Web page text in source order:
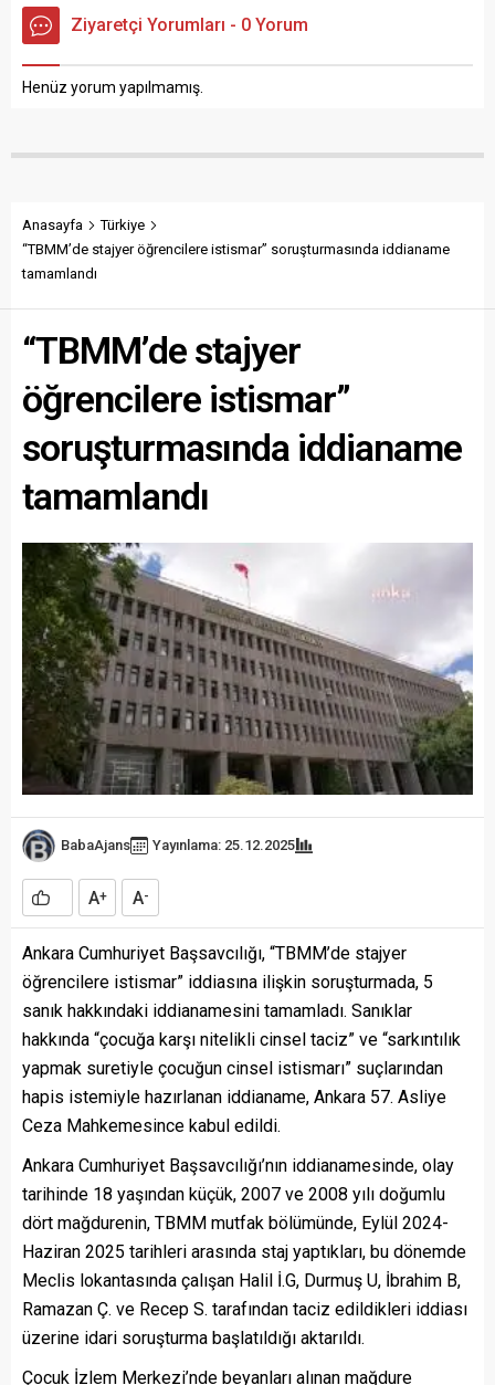
Ziyaretçi Yorumları - 0 Yorum
Henüz yorum yapılmamış.
Anasayfa
Türkiye
“TBMM’de stajyer öğrencilere istismar” soruşturmasında iddianame
tamamlandı
“TBMM’de stajyer
öğrencilere istismar”
soruşturmasında iddianame
tamamlandı
BabaAjans Yayınlama: 25.12.2025
A+ A-
Ankara Cumhuriyet Başsavcılığı, “TBMM’de stajyer
öğrencilere istismar” iddiasına ilişkin soruşturmada, 5
sanık hakkındaki iddianamesini tamamladı. Sanıklar
hakkında “çocuğa karşı nitelikli cinsel taciz” ve “sarkıntılık
yapmak suretiyle çocuğun cinsel istismarı” suçlarından
hapis istemiyle hazırlanan iddianame, Ankara 57. Asliye
Ceza Mahkemesince kabul edildi.
Ankara Cumhuriyet Başsavcılığı’nın iddianamesinde, olay
tarihinde 18 yaşından küçük, 2007 ve 2008 yılı doğumlu
dört mağdurenin, TBMM mutfak bölümünde, Eylül 2024-
Haziran 2025 tarihleri arasında staj yaptıkları, bu dönemde
Meclis lokantasında çalışan Halil İ.G, Durmuş U, İbrahim B,
Ramazan Ç. ve Recep S. tarafından taciz edildikleri iddiası
üzerine idari soruşturma başlatıldığı aktarıldı.
Çocuk İzlem Merkezi’nde beyanları alınan mağdure